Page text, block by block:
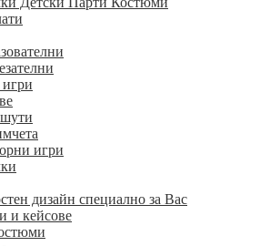
игри
дизайн специално за Вас
и кейсове